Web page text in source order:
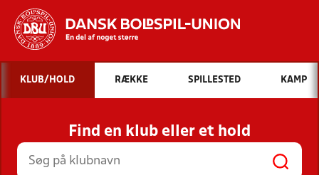
Hvad vil du søge efter?
INDHOLD OG NYHEDER
STILLINGER, RESULTATER, KLUBBER OG
HOLD
KLUB/HOLD RÆKKE SPILLESTED KAMP
Find en klub eller et hold